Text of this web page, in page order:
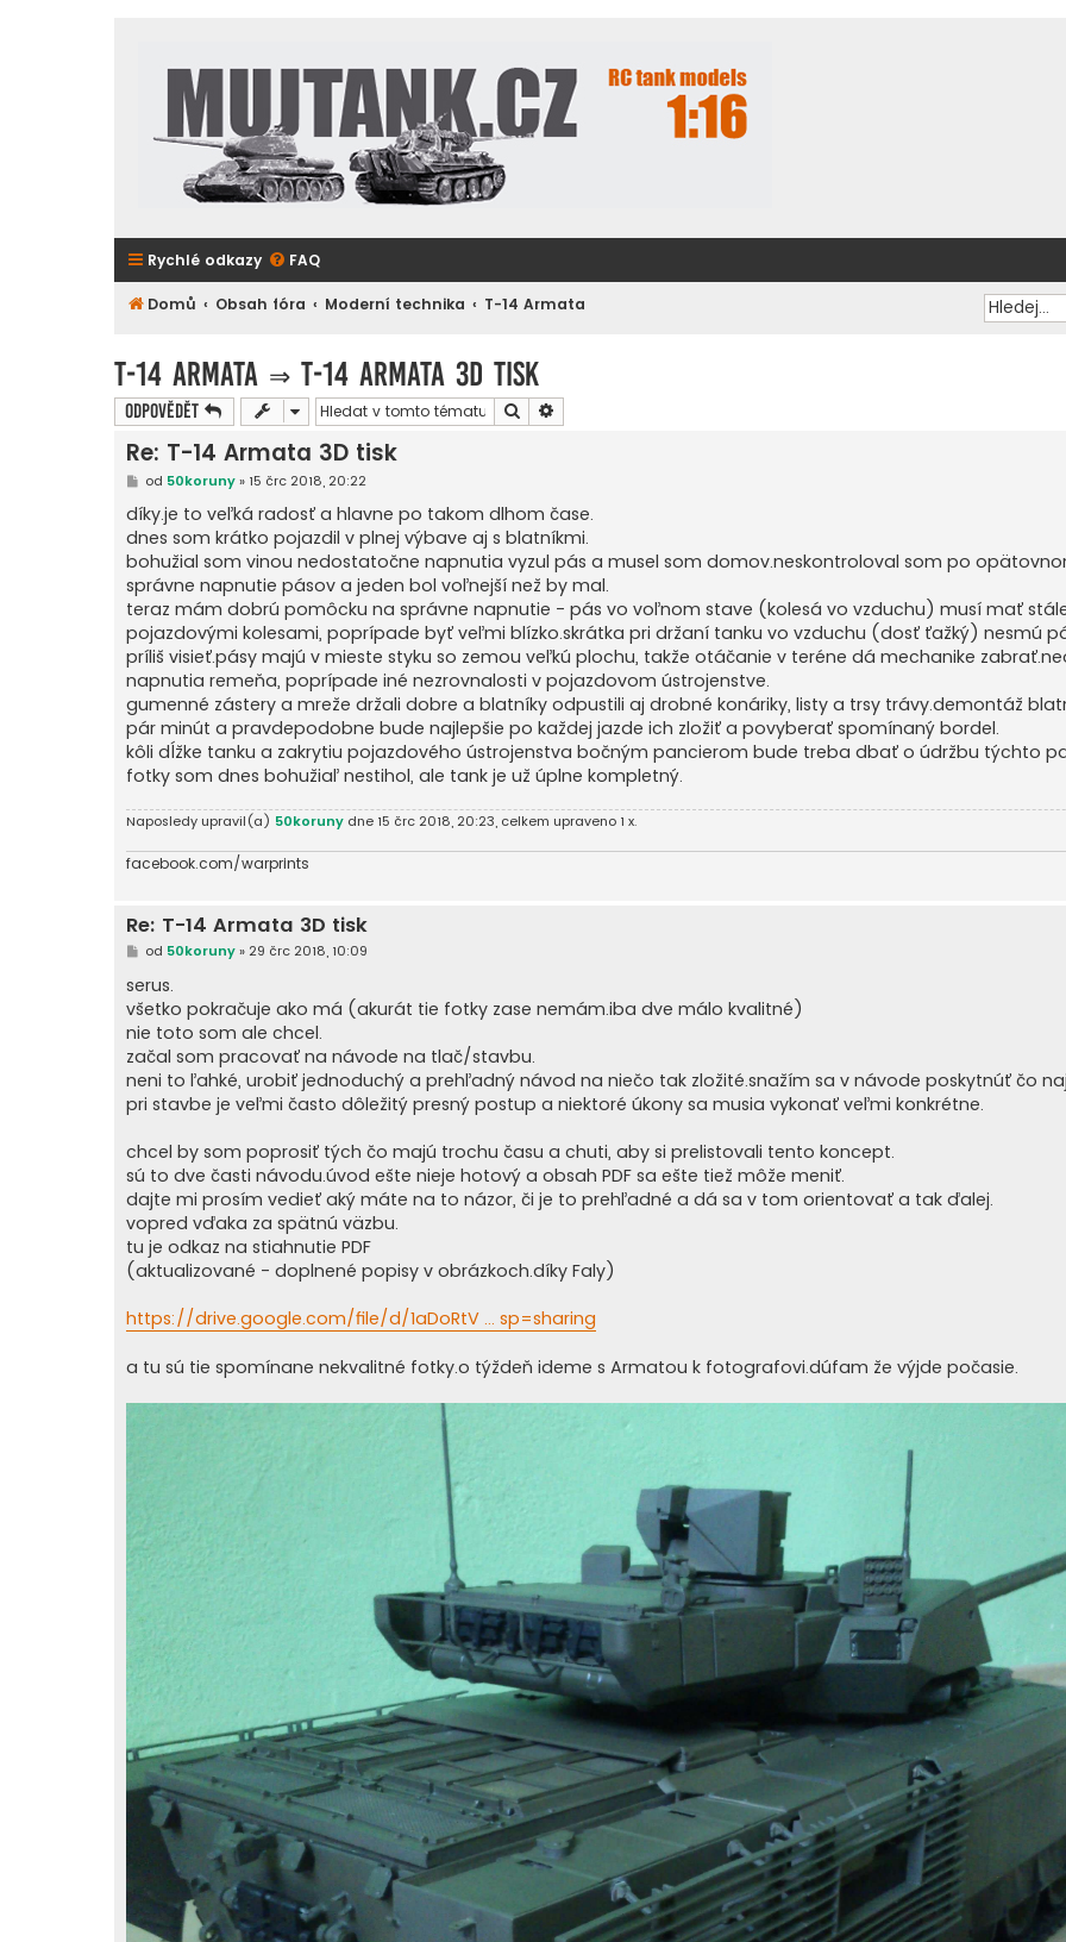
Rychlé odkazy FAQ
Domů Obsah fóra Moderní technika T-14 Armata
T-14 Armata ⇒ T-14 Armata 3D tisk
Odpovědět Hledat
Re: T-14 Armata 3D tisk
P
í
s
p
ě
v
e
k
od 50koruny» 15 črc 2018, 20:22
díky.je to veľká radosť a hlavne po takom dlhom čase.
dnes som krátko pojazdil v plnej výbave aj s blatníkmi.
bohužial som vinou nedostatočne napnutia vyzul pás a musel som domov.neskontroloval som po
správne napnutie pásov a jeden bol voľnejší než by mal.
teraz mám dobrú pomôcku na správne napnutie - pás vo voľnom stave (kolesá vo vzduchu) musí mať
pojazdovými kolesami, poprípade byť veľmi blízko.skrátka pri držaní tanku vo vzduchu (dosť ťažký) nesmú
príliš visieť.pásy majú v mieste styku so zemou veľkú plochu, takže otáčanie v teréne dá mechanike
napnutia remeňa, poprípade iné nezrovnalosti v pojazdovom ústrojenstve.
gumenné zástery a mreže držali dobre a blatníky odpustili aj drobné konáriky, listy a trsy trávy.demontáž
pár minút a pravdepodobne bude najlepšie po každej jazde ich zložiť a povyberať spomínaný bordel.
kôli dĺžke tanku a zakrytiu pojazdového ústrojenstva bočným pancierom bude treba dbať o údržbu týchto
fotky som dnes bohužiaľ nestihol, ale tank je už úplne kompletný.
Naposledy upravil(a) 50koruny dne 15 črc 2018, 20:23, celkem upraveno 1 x.
facebook.com/warprints
Re: T-14 Armata 3D tisk
P
í
s
p
ě
v
e
k
od 50koruny» 29 črc 2018, 10:09
serus.
všetko pokračuje ako má (akurát tie fotky zase nemám.iba dve málo kvalitné)
nie toto som ale chcel.
začal som pracovať na návode na tlač/stavbu.
neni to ľahké, urobiť jednoduchý a prehľadný návod na niečo tak zložité.snažím sa v návode poskytnúť čo
pri stavbe je veľmi často dôležitý presný postup a niektoré úkony sa musia vykonať veľmi konkrétne.
chcel by som poprosiť tých čo majú trochu času a chuti, aby si prelistovali tento koncept.
sú to dve časti návodu.úvod ešte nieje hotový a obsah PDF sa ešte tiež môže meniť.
dajte mi prosím vedieť aký máte na to názor, či je to prehľadné a dá sa v tom orientovať a tak ďalej.
vopred vďaka za spätnú väzbu.
tu je odkaz na stiahnutie PDF
(aktualizované - doplnené popisy v obrázkoch.díky Faly)
https://drive.google.com/file/d/1aDoRtV ... sp=sharing
a tu sú tie spomínane nekvalitné fotky.o týždeň ideme s Armatou k fotografovi.dúfam že výjde počasie.